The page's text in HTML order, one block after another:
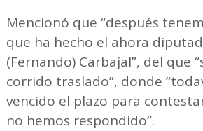
Mencionó que “después
que ha hecho el ahora
(Fernando) Carbajal”, del que
corrido traslado”, donde
vencido el plazo para
no hemos respondido”.